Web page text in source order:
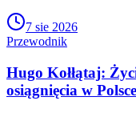
7 sie 2026
Przewodnik
Hugo Kołłątaj:
osiągnięcia w Polsce